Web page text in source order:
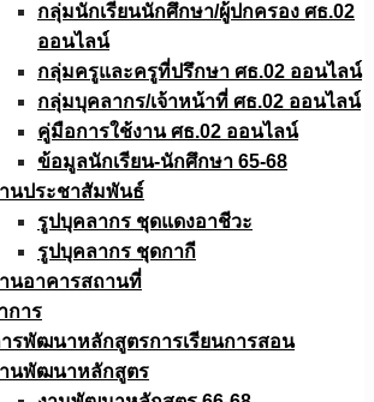
กลุ่มนักเรียนนักศึกษา/ผู้ปกครอง ศธ.02
ออนไลน์
กลุ่มครูและครูที่ปรึกษา ศธ.02 ออนไลน์
กลุ่มบุคลากร/เจ้าหน้าที่ ศธ.02 ออนไลน์
คู่มือการใช้งาน ศธ.02 ออนไลน์
ข้อมูลนักเรียน-นักศึกษา 65-68
นประชาสัมพันธ์
รูปบุคลากร ชุดแดงอาชีวะ
รูปบุคลากร ชุดกากี
นอาคารสถานที่
การ
รพัฒนาหลักสูตรการเรียนการสอน
นพัฒนาหลักสูตร